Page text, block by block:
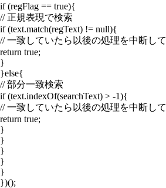
if (regFlag == true){
// 正規表現で検索
if (text.match(regText) != null){
// 一致していたら以後の処理を中断し
return true;
}
}else{
// 部分一致検索
if (text.indexOf(searchText) > -1){
// 一致していたら以後の処理を中断し
return true;
}
}
}
}
}
})();